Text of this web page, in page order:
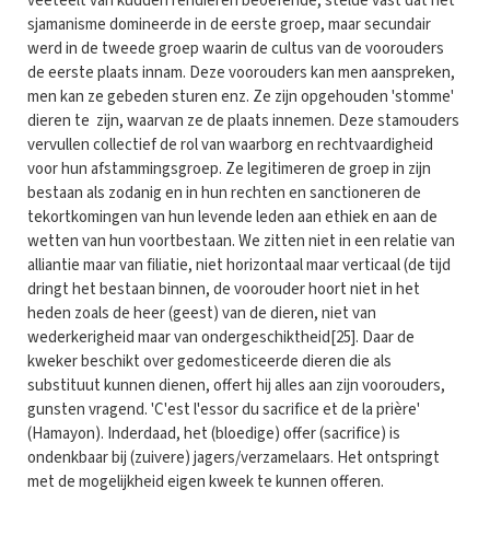
sjamanisme domineerde in de eerste groep, maar secundair
werd in de tweede groep waarin de cultus van de voorouders
de eerste plaats innam. Deze voorouders kan men aanspreken,
men kan ze gebeden sturen enz. Ze zijn opgehouden 'stomme'
dieren te zijn, waarvan ze de plaats innemen. Deze stamouders
vervullen collectief de rol van waarborg en rechtvaardigheid
voor hun afstam­mings­groep. Ze legitimeren de groep in zijn
bestaan als zodanig en in hun rechten en sanctioneren de
tekortkomingen van hun levende leden aan ethiek en aan de
wetten van hun voortbestaan. We zitten niet in een relatie van
alliantie maar van filiatie, niet horizontaal maar verticaal (de tijd
dringt het bestaan binnen, de voorouder hoort niet in het
heden zoals de heer (geest) van de dieren, niet van
wederkerigheid maar van ondergeschiktheid[25]. Daar de
kweker beschikt over gedomesti­ceerde dieren die als
substituut kunnen dienen, offert hij alles aan zijn voorouders,
gunsten vragend. 'C'est l'essor du sacrifice et de la prière'
(Hamayon). Inderdaad, het (bloedige) offer (sacrifice) is
ondenkbaar bij (zuivere) jagers/verzamelaars. Het ontspringt
met de mogelijkheid eigen kweek te kunnen offeren.